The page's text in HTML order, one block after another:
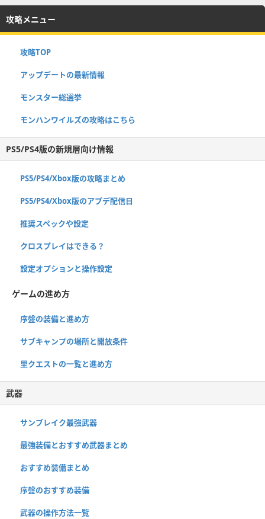
攻略メニュー
攻略TOP
アップデートの最新情報
モンスター総選挙
モンハンワイルズの攻略はこちら
PS5/PS4版の新規層向け情報
PS5/PS4/Xbox版の攻略まとめ
PS5/PS4/Xbox版のアプデ配信日
推奨スペックや設定
クロスプレイはできる？
設定オプションと操作設定
ゲームの進め方
序盤の装備と進め方
サブキャンプの場所と開放条件
里クエストの一覧と進め方
武器
サンブレイク最強武器
最強装備とおすすめ武器まとめ
おすすめ装備まとめ
序盤のおすすめ装備
武器の操作方法一覧